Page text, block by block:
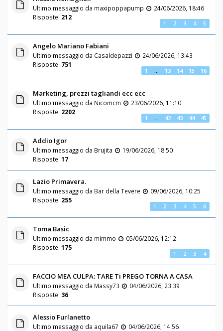
Ultimo messaggio da maxipoppapump
24/06/2026, 18:46
Risposte: 212
1 2 3 4 5
Angelo Mariano Fabiani
Ultimo messaggio da Casaldepazzi
24/06/2026, 13:43
Risposte: 751
1 … 13 14 15 16
Marketing, prezzi tagliandi ecc ecc
Ultimo messaggio da Nicomcm
23/06/2026, 11:10
Risposte: 2202
1 … 42 43 44 45
Addio Igor
Ultimo messaggio da Brujita
19/06/2026, 18:50
Risposte: 17
Lazio Primavera.
Ultimo messaggio da Bar della Tevere
09/06/2026, 10:25
Risposte: 255
1 2 3 4 5 6
Toma Basic
Ultimo messaggio da mimmo
05/06/2026, 12:12
Risposte: 175
1 2 3 4
FACCIO MEA CULPA: TARE Ti PREGO TORNA A CASA
Ultimo messaggio da Massy73
04/06/2026, 23:39
Risposte: 36
Alessio Furlanetto
Ultimo messaggio da aquila67
04/06/2026, 14:56